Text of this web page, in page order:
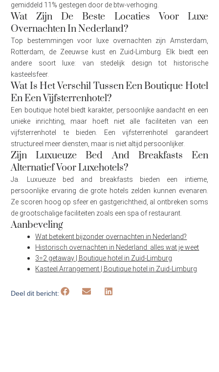
gemiddeld 11% gestegen door de btw-verhoging.
Wat Zijn De Beste Locaties Voor Luxe
Overnachten In Nederland?
Top bestemmingen voor luxe overnachten zijn Amsterdam,
Rotterdam, de Zeeuwse kust en Zuid-Limburg. Elk biedt een
andere soort luxe: van stedelijk design tot historische
kasteelsfeer.
Wat Is Het Verschil Tussen Een Boutique Hotel
En Een Vijfsterrenhotel?
Een boutique hotel biedt karakter, persoonlijke aandacht en een
unieke inrichting, maar hoeft niet alle faciliteiten van een
vijfsterrenhotel te bieden. Een vijfsterrenhotel garandeert
structureel meer diensten, maar is niet altijd persoonlijker.
Zijn Luxueuze Bed And Breakfasts Een
Alternatief Voor Luxehotels?
Ja. Luxueuze bed and breakfasts bieden een intieme,
persoonlijke ervaring die grote hotels zelden kunnen evenaren.
Ze scoren hoog op sfeer en gastgerichtheid, al ontbreken soms
de grootschalige faciliteiten zoals een spa of restaurant.
Aanbeveling
Wat betekent bijzonder overnachten in Nederland?
Historisch overnachten in Nederland: alles wat je weet
3=2 getaway | Boutique hotel in Zuid-Limburg
Kasteel Arrangement | Boutique hotel in Zuid-Limburg
Deel dit bericht: